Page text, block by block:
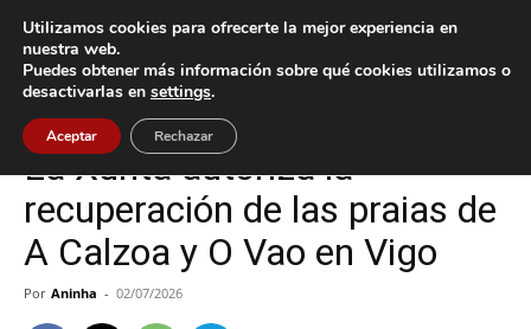
Inicio Vigo
Vigo
La Xunta autoriza la
recuperación de las praias de
A Calzoa y O Vao en Vigo
Por Aninha - 02/07/2026
Utilizamos cookies para ofrecerte la mejor experiencia en
nuestra web.
Puedes obtener más información sobre qué cookies utilizamos o
desactivarlas en settings.
Aceptar Rechazar